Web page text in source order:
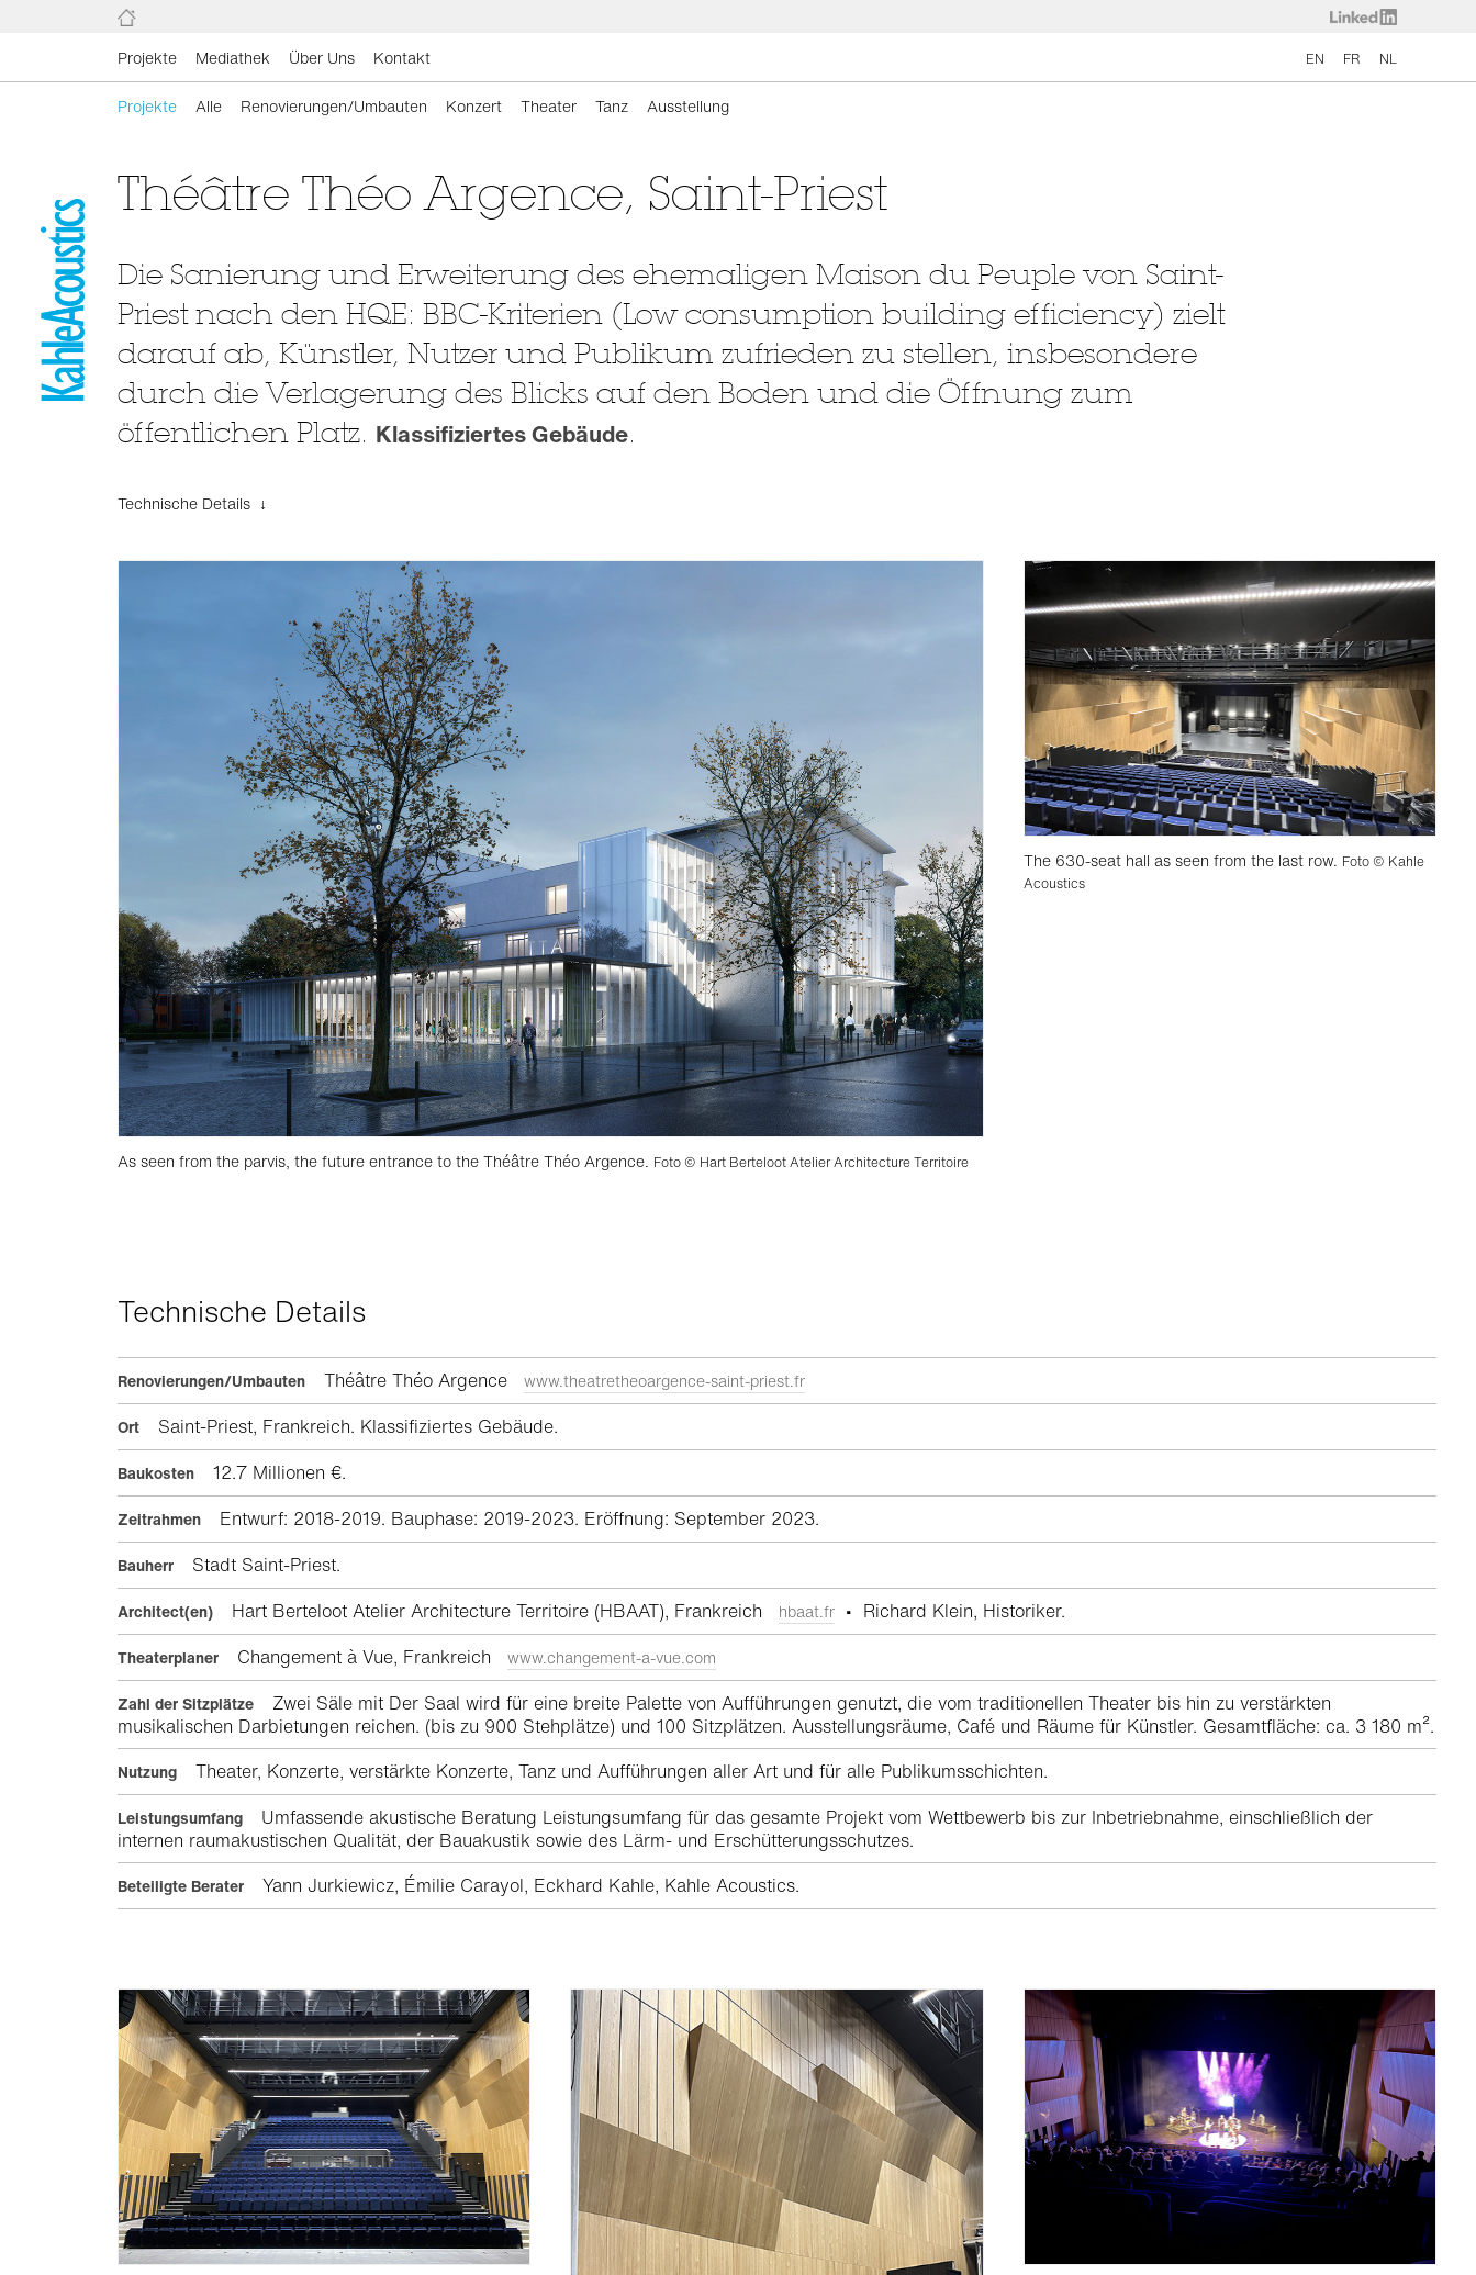
Projekte Mediathek Über Uns Kontakt EN FR NL
Projekte Alle Renovierungen/Umbauten Konzert Theater Tanz Ausstellung
Théâtre Théo Argence, Saint-Priest
Die Sanierung und Erweiterung des ehemaligen Maison du Peuple von Saint-
Priest nach den HQE: BBC-Kriterien (Low consumption building efficiency) zielt
darauf ab, Künstler, Nutzer und Publikum zufrieden zu stellen, insbesondere
durch die Verlagerung des Blicks auf den Boden und die Öffnung zum
öffentlichen Platz. Klassifiziertes Gebäude.
Technische Details ↓
As seen from the parvis, the future entrance to the Théâtre Théo Argence. Foto © Hart Berteloot Atelier Architecture Territoire
The 630-seat hall as seen from the last row. Foto © Kahle
Acoustics
Technische Details
Renovierungen/Umbauten Théâtre Théo Argence www.theatretheoargence-saint-priest.fr
Ort
Saint-Priest, Frankreich. Klassifiziertes Gebäude.
Baukosten 12.7 Millionen €.
Zeitrahmen Entwurf: 2018-2019. Bauphase: 2019-2023. Eröffnung: September 2023.
Bauherr Stadt Saint-Priest.
Architect(en) Hart Berteloot Atelier Architecture Territoire (HBAAT), Frankreich hbaat.fr • Richard Klein, Historiker.
Theaterplaner Changement à Vue, Frankreich www.changement-a-vue.com
Zahl der Sitzplätze
Zwei Säle mit Der Saal wird für eine breite Palette von Aufführungen genutzt, die vom traditionellen Theater bis hin zu verstärkten
musikalischen Darbietungen reichen. (bis zu 900 Stehplätze) und 100 Sitzplätzen. Ausstellungsräume, Café und Räume für Künstler. Gesamtfläche: ca. 3 180 m².
Nutzung Theater, Konzerte, verstärkte Konzerte, Tanz und Aufführungen aller Art und für alle Publikumsschichten.
Leistungsumfang
Umfassende akustische Beratung Leistungsumfang für das gesamte Projekt vom Wettbewerb bis zur Inbetriebnahme, einschließlich der
internen raumakustischen Qualität, der Bauakustik sowie des Lärm- und Erschütterungsschutzes.
Beteiligte Berater Yann Jurkiewicz, Émilie Carayol, Eckhard Kahle, Kahle Acoustics.